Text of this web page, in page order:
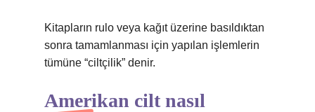
Kitapların rulo veya kağıt üzerine basıldıktan
sonra tamamlanması için yapılan işlemlerin
tümüne “ciltçilik” denir.
Amerikan cilt nasıl